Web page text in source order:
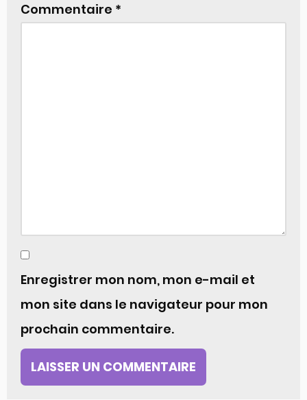
Commentaire *
Enregistrer mon nom, mon e-mail et
mon site dans le navigateur pour mon
prochain commentaire.